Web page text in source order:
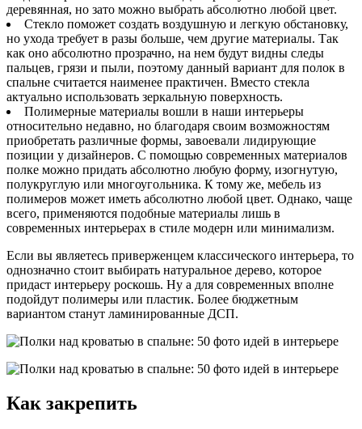
деревянная, но зато можно выбрать абсолютно любой цвет.
Стекло поможет создать воздушную и легкую обстановку,
но ухода требует в разы больше, чем другие материалы. Так
как оно абсолютно прозрачно, на нем будут видны следы
пальцев, грязи и пыли, поэтому данный вариант для полок в
спальне считается наименее практичен. Вместо стекла
актуально использовать зеркальную поверхность.
Полимерные материалы вошли в наши интерьеры
относительно недавно, но благодаря своим возможностям
приобретать различные формы, завоевали лидирующие
позиции у дизайнеров. С помощью современных материалов
полке можно придать абсолютно любую форму, изогнутую,
полукруглую или многоугольника. К тому же, мебель из
полимеров может иметь абсолютно любой цвет. Однако, чаще
всего, применяются подобные материалы лишь в
современных интерьерах в стиле модерн или минимализм.
Если вы являетесь приверженцем классического интерьера, то
однозначно стоит выбирать натуральное дерево, которое
придаст интерьеру роскошь. Ну а для современных вполне
подойдут полимеры или пластик. Более бюджетным
вариантом станут ламинированные ДСП.
Как закрепить